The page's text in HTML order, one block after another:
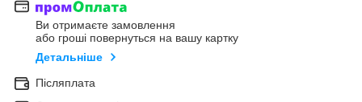
Ви отримаєте замовлення
або гроші повернуться на вашу картку
Детальніше
Післяплата